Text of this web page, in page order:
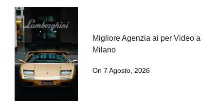
Migliore Agenzia ai per Video a
Milano
On 7 Agosto, 2026